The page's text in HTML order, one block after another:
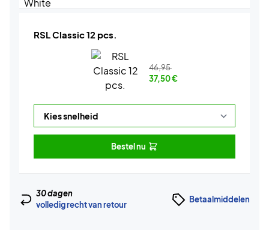
RSL Classic 12 pcs.
46,95
37,50€
Bestel nu
30 dagen
volledig recht van retour
Betaalmiddelen